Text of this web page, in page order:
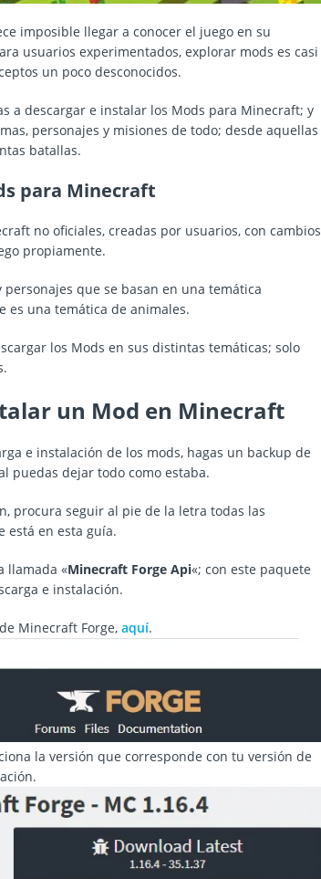
imposible llegar a conocer el juego en su
usuarios experimentados, explorar mods es casi
un poco desconocidos.
a descargar e instalar los Mods para Minecraft; y
personajes y misiones de todo; desde aquellas
batallas.
para Minecraft
no oficiales, creadas por usuarios, con cambios
propiamente.
que se basan en una temática
es una temática de animales.
los Mods en sus distintas temáticas; solo
un Mod en Minecraft
e instalación de los mods, hagas un backup de
puedas dejar todo como estaba.
procura seguir al pie de la letra todas las
está en esta guía.
llamada «Minecraft Forge Api«; con este paquete
e instalación.
Minecraft Forge, aquí.
la versión que corresponde con tu versión de